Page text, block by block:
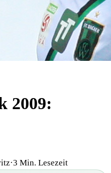
2009:
·3 Min. Lesezeit